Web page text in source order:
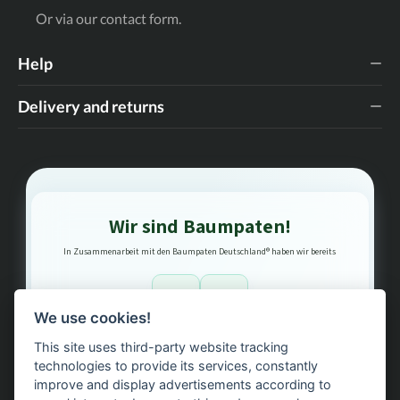
Or via ourcontact form
Help
Delivery and returns
Wir sind Baumpaten!
In Zusammenarbeit mit den Baumpaten Deutschland® haben wir bereits
Bäume gepflanzt – regional, nachhaltig, transparent.
We use cookies!
This site uses third-party website tracking
technologies to provide its services, constantly
improve and display advertisements according to